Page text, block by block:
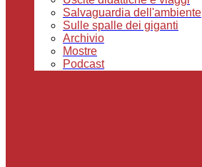
Salvaguardia dell'ambiente
Sulle spalle dei giganti
Archivio
Mostre
Podcast